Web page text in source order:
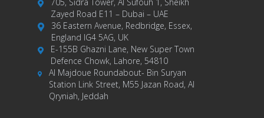
Zayed Road E11 – Dubai – UAE
36 Eastern Avenue, Redbridge, Essex,
England IG4 5AG, UK
E-155B Ghazni Lane, New Super Town
Defence Chowk, Lahore, 54810
Al Majdoue Roundabout- Bin Suryan
Station Link Street, M55 Jazan Road, Al
Qryniah, Jeddah